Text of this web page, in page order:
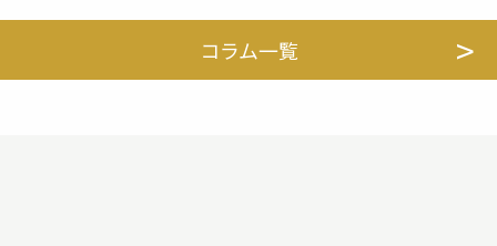
コラム一覧